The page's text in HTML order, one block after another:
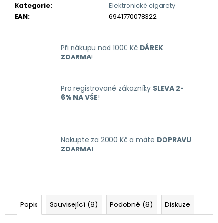
Kategorie:
Elektronické cigarety
EAN: 6941770078322
Při nákupu nad 1000 Kč DÁREK
ZDARMA!
Pro registrované zákazníky SLEVA 2-
6% NA VŠE!
Nakupte za 2000 Kč a máte DOPRAVU
ZDARMA!
Popis Související (8) Podobné (8) Diskuze
399
Kč